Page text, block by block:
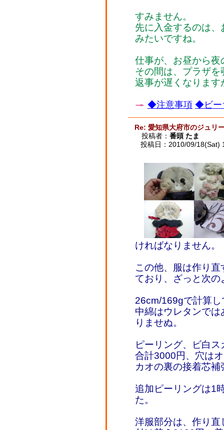
すみません。
先に入金するのは
みたいですね。
仕事が、お昼から
その間は、プラザを
返事が遅くなりま
◆注意事項 ◆ビー
Re: 愛知県大府市のジュリ
投稿者： 番頭 たま
投稿日：2010/09/18(Sat)
ければなりません。
この他、服は作り
ており、ざっと次
26cm/169gで計算
中綿はウレタンで
りませぬ。
ピーリング、ビ白
合計3000円、穴は
カオの裏の接着芯
追加ピーリングは1
た。
洋服部分は、作り